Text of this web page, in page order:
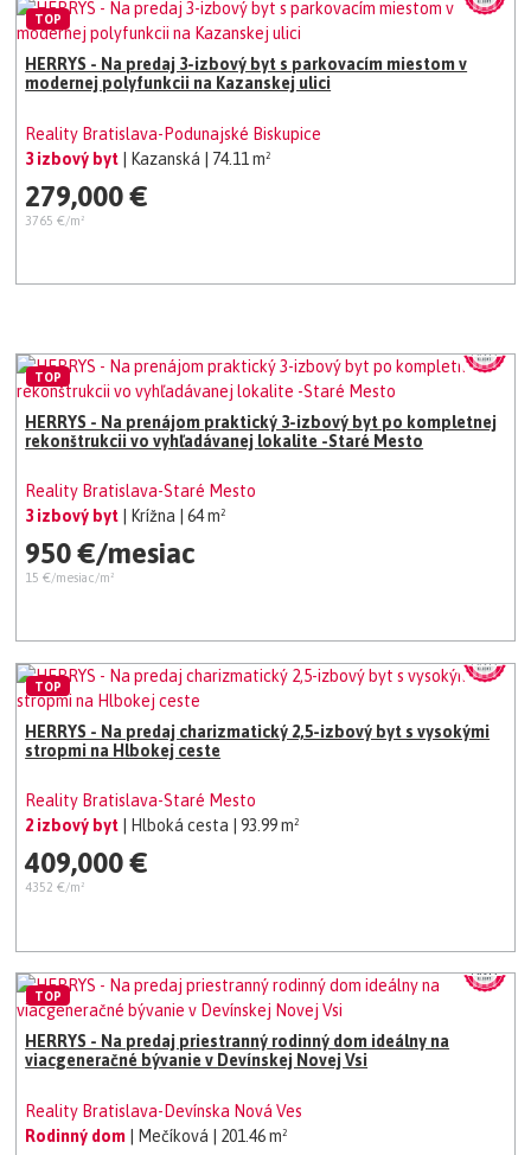
HERRYS - Na predaj 3-izbový byt s parkovacím miestom v
modernej polyfunkcii na Kazanskej ulici
Reality Bratislava-Podunajské Biskupice
3 izbový byt
| Kazanská | 74.11 m²
279,000 €
3765 €/m²
TOP
HERRYS - Na prenájom praktický 3-izbový byt po kompletnej
rekonštrukcii vo vyhľadávanej lokalite -Staré Mesto
Reality Bratislava-Staré Mesto
3 izbový byt
| Krížna | 64 m²
950 €/mesiac
15 €/mesiac/m²
TOP
HERRYS - Na predaj charizmatický 2,5-izbový byt s vysokými
stropmi na Hlbokej ceste
Reality Bratislava-Staré Mesto
2 izbový byt
| Hlboká cesta | 93.99 m²
409,000 €
4352 €/m²
TOP
HERRYS - Na predaj priestranný rodinný dom ideálny na
viacgeneračné bývanie v Devínskej Novej Vsi
Reality Bratislava-Devínska Nová Ves
Rodinný dom | Mečíková | 201.46 m²
TOP